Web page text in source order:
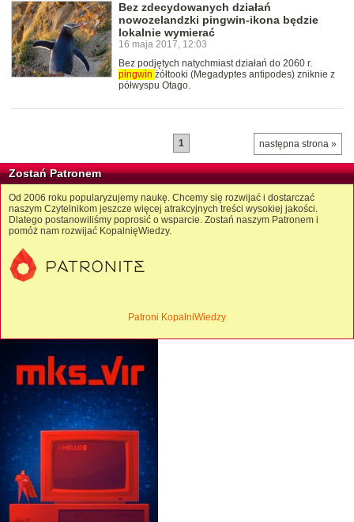
Bez zdecydowanych działań
nowozelandzki pingwin-ikona będzie
lokalnie wymierać
16 maja 2017, 12:03
Bez podjętych natychmiast działań do 2060 r.
pingwin żółtooki (Megadyptes antipodes) zniknie z
półwyspu Otago.
następna strona »
1
Zostań Patronem
Od 2006 roku popularyzujemy naukę. Chcemy się rozwijać i dostarczać
naszym Czytelnikom jeszcze więcej atrakcyjnych treści wysokiej jakości.
Dlatego postanowiliśmy poprosić o wsparcie. Zostań naszym Patronem i
pomóż nam rozwijać KopalnięWiedzy.
Patroni KopalniWiedzy